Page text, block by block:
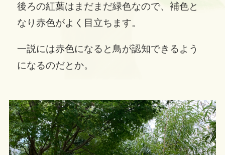
後ろの紅葉はまだまだ緑色なので、補色と
なり赤色がよく目立ちます。
一説には赤色になると鳥が認知できるよう
になるのだとか。